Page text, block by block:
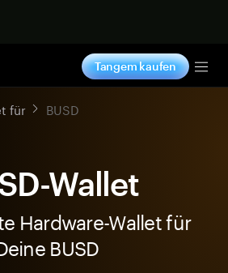
Tangem kaufen
für BUSD
Wallet
Hardware-Wallet für
BUSD